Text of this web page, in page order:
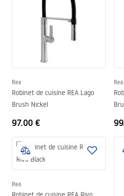
Rea
Robinet de cuisine REA Lago
Brush Nickel
97.00 €
Rea
Rea